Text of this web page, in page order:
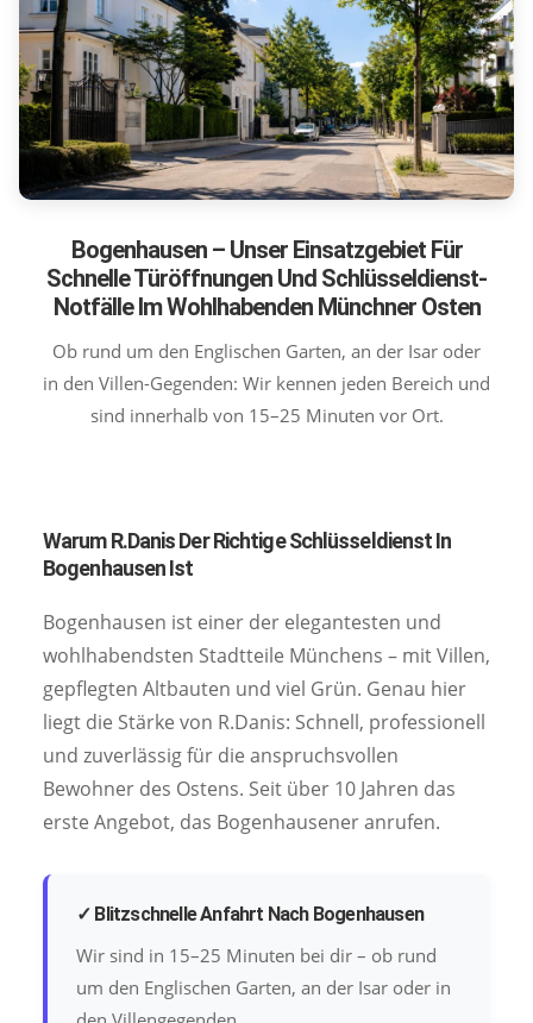
Bogenhausen – Unser Einsatzgebiet Für
Schnelle Türöffnungen Und Schlüsseldienst-
Notfälle Im Wohlhabenden Münchner Osten
Ob rund um den Englischen Garten, an der Isar oder
in den Villen-Gegenden: Wir kennen jeden Bereich und
sind innerhalb von 15–25 Minuten vor Ort.
Warum R.Danis Der Richtige Schlüsseldienst In
Bogenhausen Ist
Bogenhausen ist einer der elegantesten und
wohlhabendsten Stadtteile Münchens – mit Villen,
gepflegten Altbauten und viel Grün. Genau hier
liegt die Stärke von R.Danis: Schnell, professionell
und zuverlässig für die anspruchsvollen
Bewohner des Ostens. Seit über 10 Jahren das
erste Angebot, das Bogenhausener anrufen.
✓ Blitzschnelle Anfahrt Nach Bogenhausen
Wir sind in 15–25 Minuten bei dir – ob rund
um den Englischen Garten, an der Isar oder in